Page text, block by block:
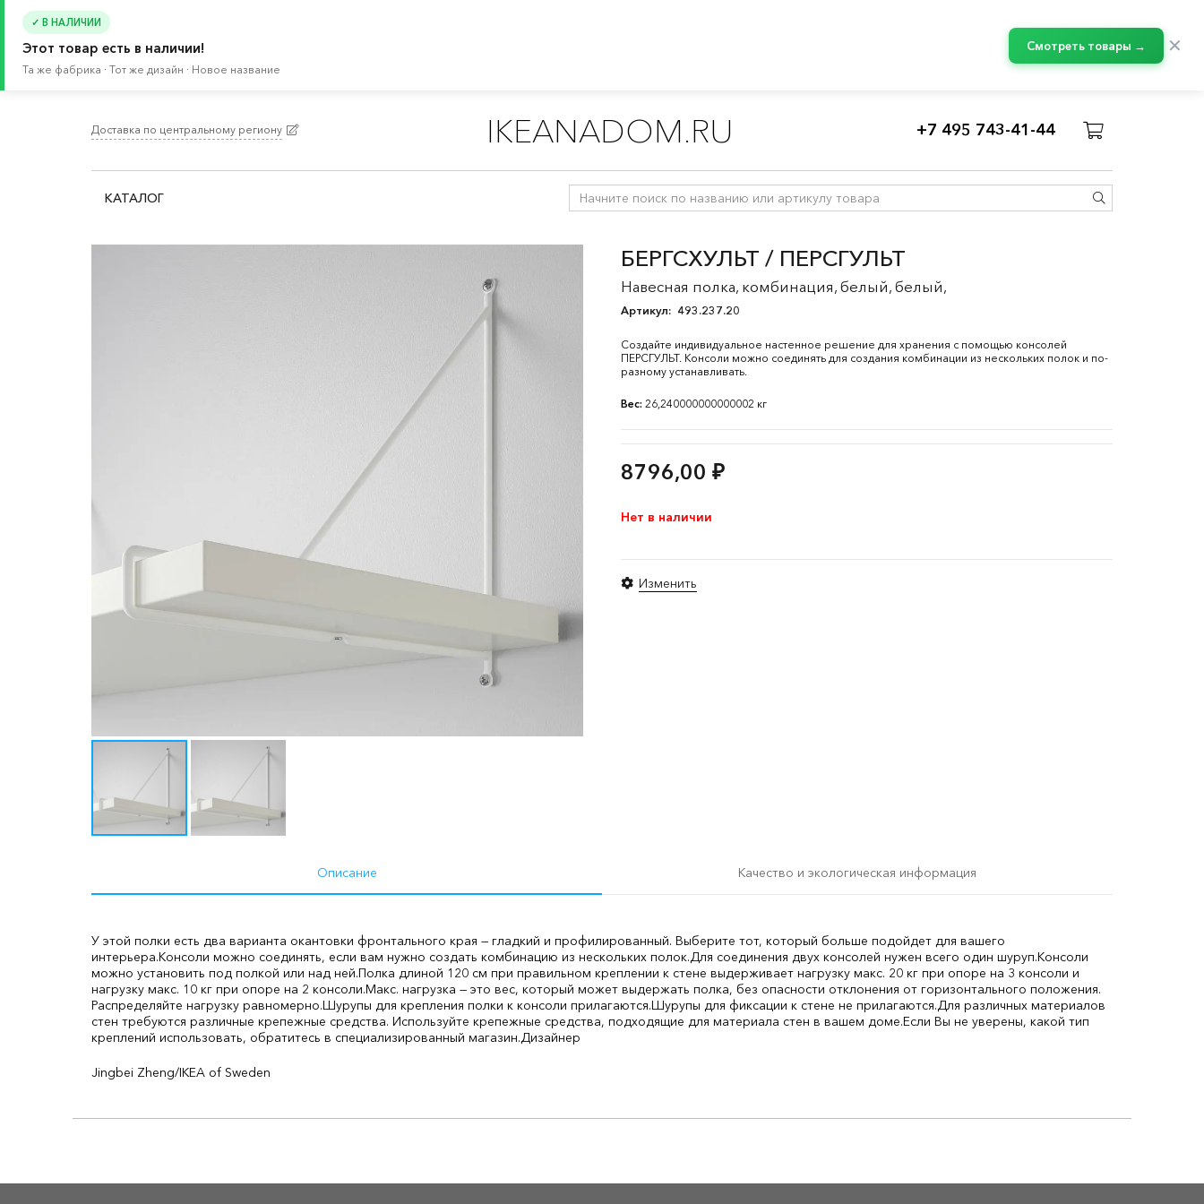
✓ В НАЛИЧИИ
Этот товар есть в наличии!
Та же фабрика · Тот же дизайн · Новое название
Смотреть товары → ✕
Доставка по центральному региону IKEANADOM.RU +7 495 743-41-44
КАТАЛОГ
БЕРГСХУЛЬТ / ПЕРСГУЛЬТ
Навесная полка, комбинация, белый, белый,
Артикул: 493.237.20
Создайте индивидуальное настенное решение для хранения с помощью консолей
ПЕРСГУЛЬТ. Консоли можно соединять для создания комбинации из нескольких полок и по-
разному устанавливать.
Вес: 26,240000000000002 кг
8796,00 ₽
Нет в наличии
Изменить
Описание Качество и экологическая информация
У этой полки есть два варианта окантовки фронтального края — гладкий и профилированный. Выберите тот, который больше подойдет для вашего
интерьера.Консоли можно соединять, если вам нужно создать комбинацию из нескольких полок.Для соединения двух консолей нужен всего один шуруп.Консоли
можно установить под полкой или над ней.Полка длиной 120 см при правильном креплении к стене выдерживает нагрузку макс. 20 кг при опоре на 3 консоли и
нагрузку макс. 10 кг при опоре на 2 консоли.Макс. нагрузка — это вес, который может выдержать полка, без опасности отклонения от горизонтального положения.
Распределяйте нагрузку равномерно.Шурупы для крепления полки к консоли прилагаются.Шурупы для фиксации к стене не прилагаются.Для различных материалов
стен требуются различные крепежные средства. Используйте крепежные средства, подходящие для материала стен в вашем доме.Если Вы не уверены, какой тип
креплений использовать, обратитесь в специализированный магазин.Дизайнер
Jingbei Zheng/IKEA of Sweden